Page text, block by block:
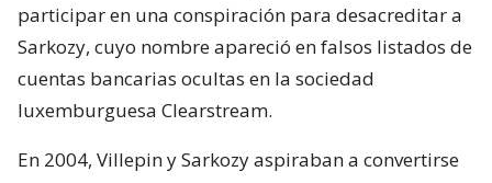
participar en una conspiración para desacreditar a
Sarkozy, cuyo nombre apareció en falsos listados de
cuentas bancarias ocultas en la sociedad
luxemburguesa Clearstream.
En 2004, Villepin y Sarkozy aspiraban a convertirse